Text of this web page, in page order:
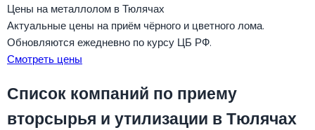
Цены на металлолом в Тюлячах
Актуальные цены на приём чёрного и цветного лома.
Обновляются ежедневно по курсу ЦБ РФ.
Смотреть цены
Список компаний по приему
вторсырья и утилизации в Тюлячах